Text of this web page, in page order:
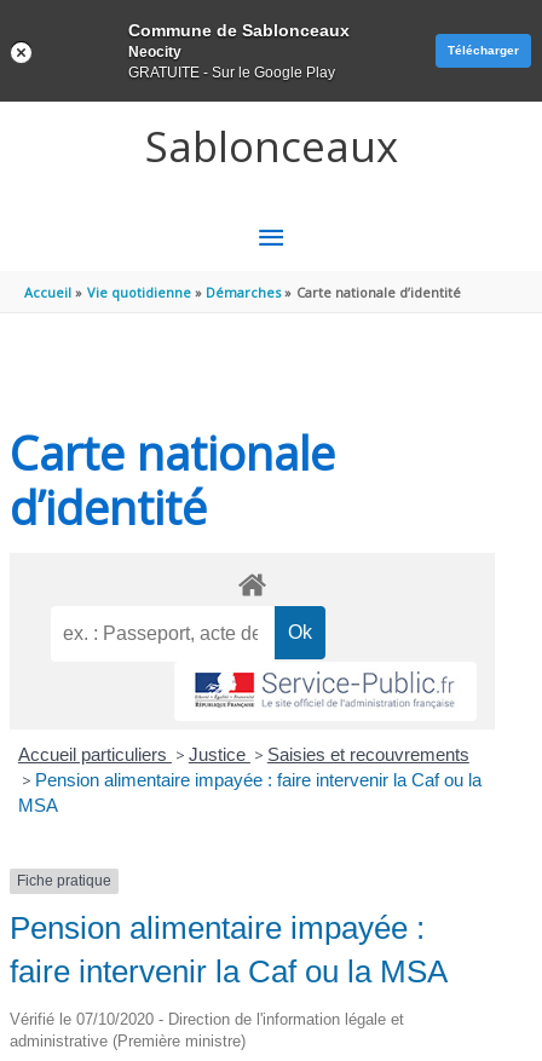
Sablonceaux
MENU
PRINCIPAL
Accueil Vie quotidienne Démarches Carte nationale d’identité
Carte nationale
d’identité
Accueil particuliers > Justice > Saisies et recouvrements
> Pension alimentaire impayée : faire intervenir la Caf ou la
MSA
Fiche pratique
Pension alimentaire impayée :
faire intervenir la Caf ou la MSA
Vérifié le 07/10/2020 - Direction de l'information légale et
administrative (Première ministre)
Commune de Sablonceaux
Neocity
GRATUITE - Sur le Google Play
Télécharger